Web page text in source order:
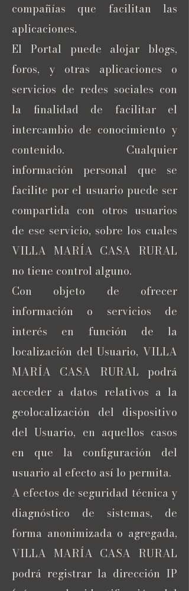
compañías que facilitan las
aplicaciones.
El Portal puede alojar blogs,
foros, y otras aplicaciones o
servicios de redes sociales con
la finalidad de facilitar el
intercambio de conocimiento y
contenido. Cualquier
información personal que se
facilite por el usuario puede ser
compartida con otros usuarios
de ese servicio, sobre los cuales
VILLA MARÍA CASA RURAL
no tiene control alguno.
Con objeto de ofrecer
información o servicios de
interés en función de la
localización del Usuario, VILLA
MARÍA CASA RURAL podrá
acceder a datos relativos a la
geolocalización del dispositivo
del Usuario, en aquellos casos
en que la configuración del
usuario al efecto así lo permita.
A efectos de seguridad técnica y
diagnóstico de sistemas, de
forma anonimizada o agregada,
VILLA MARÍA CASA RURAL
podrá registrar la dirección IP